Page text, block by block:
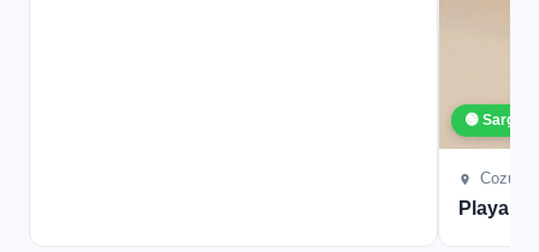
🟢
Playa